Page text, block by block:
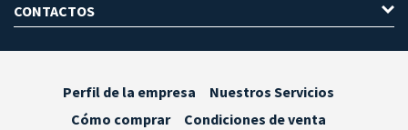
CONTACTOS
Perfil de la empresa
Nuestros Servicios
Cómo comprar
Condiciones de venta